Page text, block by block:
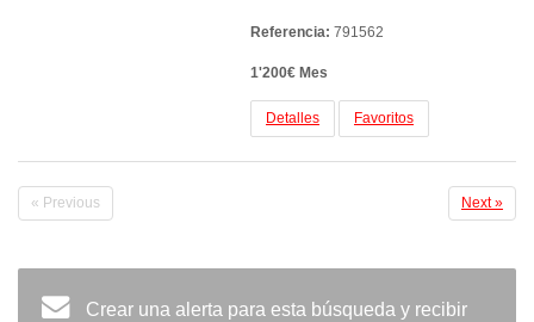
Referencia: 791562
1'200€ Mes
Detalles Favoritos
« Previous Next »
Crear una alerta para esta búsqueda y recibir